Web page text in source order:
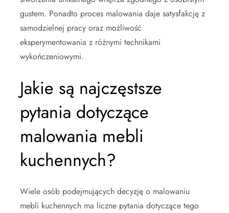
gustem. Ponadto proces malowania daje satysfakcję z
samodzielnej pracy oraz możliwość
eksperymentowania z różnymi technikami
wykończeniowymi.
Jakie są najczęstsze
pytania dotyczące
malowania mebli
kuchennych?
Wiele osób podejmujących decyzję o malowaniu
mebli kuchennych ma liczne pytania dotyczące tego